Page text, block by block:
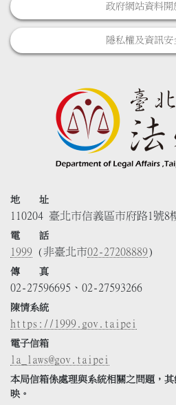
政府網站資料開
隱私權及資訊安
地 址
110204 臺北市信義區市府路1號8
電 話
1999 (非臺北市02-27208889)
傳 真
02-27596695、02-27593266
陳情系統
https://1999.gov.taipei
電子信箱
la_laws@gov.taipei
本局信箱係處理與系統相關之問題，
映。